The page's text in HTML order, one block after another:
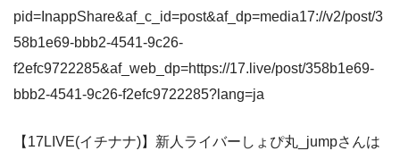
pid=InappShare&af_c_id=post&af_dp=media17://v2/post/3
58b1e69-bbb2-4541-9c26-
f2efc9722285&af_web_dp=https://17.live/post/358b1e69-
bbb2-4541-9c26-f2efc9722285?lang=ja
【 17LIVE(イチナナ)】新人ライバーしょぴ丸 _jumpさんは